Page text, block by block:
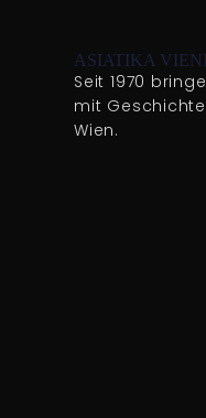
ASIATIKA
Seit 1970
mit
Wien.